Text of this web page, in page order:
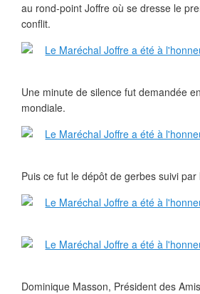
au rond-point Joffre où se dresse le
conflit.
Une minute de silence fut demandée
mondiale.
Puis ce fut le dépôt de gerbes suivi
Dominique Masson, Président des